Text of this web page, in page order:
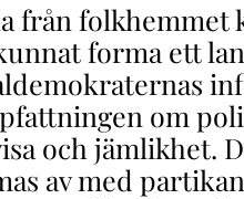
från folkhemmet
forma ett
om
och jämlikhet.
av med